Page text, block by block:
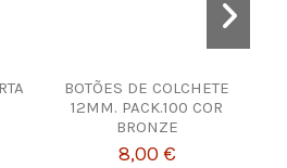
BOTÕES DE COLCHETE
12MM. PACK.100 COR
BRONZE
8,00 €